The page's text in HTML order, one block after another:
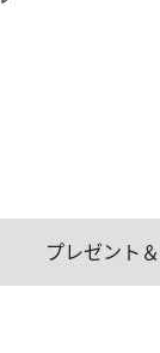
プレゼント